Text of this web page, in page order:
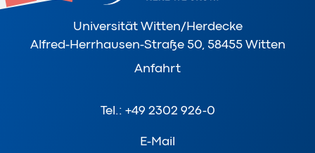
Universität Witten/Herdecke
Alfred-Herrhausen-Straße 50, 58455 Witten
Anfahrt
Tel.: +49 2302 926-0
E-Mail